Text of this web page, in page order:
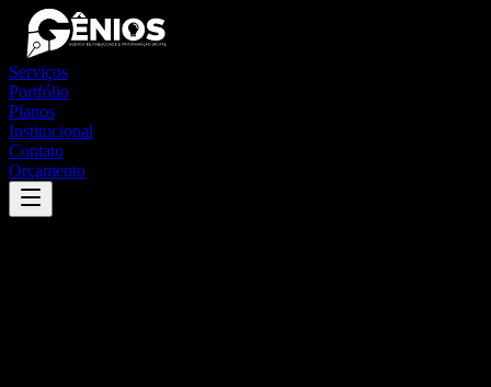
Serviços
Portfólio
Planos
Institucional
Contato
Orçamento